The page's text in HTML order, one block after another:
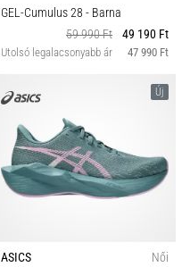
GEL-Cumulus 28 - Barna
59 990 Ft
49 190 Ft
Utolsó legalacsonyabb ár 47 990 Ft
Új
ASICS
Női